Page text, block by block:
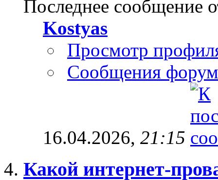
Последнее сообщение
Kostyas
Просмотр
Сообщения
16.04.2026, 21:15
Какой интернет-